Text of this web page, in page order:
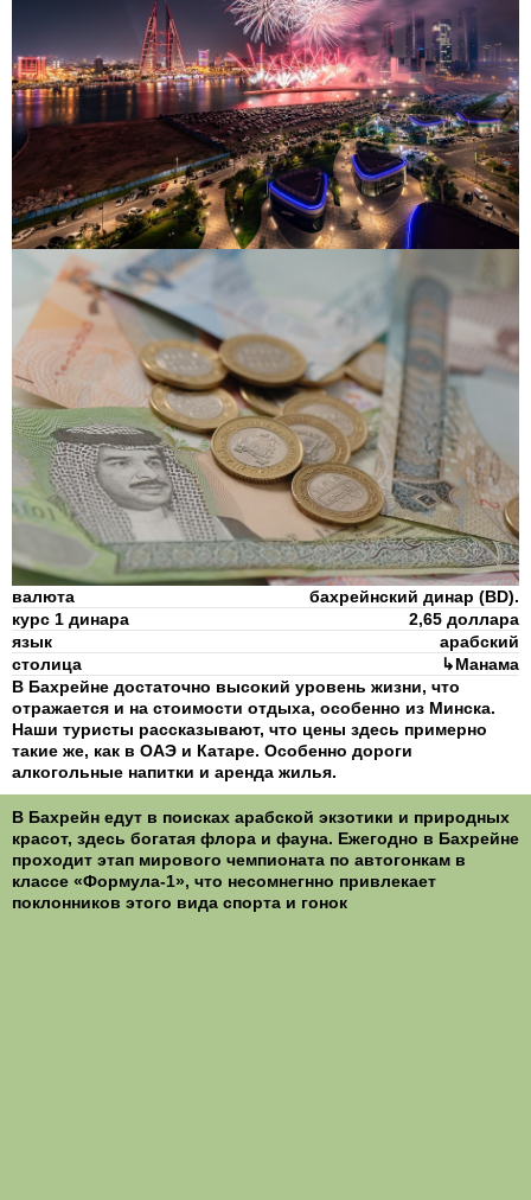
валюта
бахрейнский динар (BD).
курс 1 динара
2,65 доллара
язык
арабский
столица
↳Манама
В Бахрейне достаточно высокий уровень жизни, что
отражается и на стоимости отдыха, особенно из Минска.
Наши туристы рассказывают, что цены здесь примерно
такие же, как в ОАЭ и Катаре. Особенно дороги
алкогольные напитки и аренда жилья.
В Бахрейн едут в поисках арабской экзотики и природных
красот, здесь богатая флора и фауна. Ежегодно в Бахрейне
проходит этап мирового чемпионата по автогонкам в
классе «Формула-1», что несомнегнно привлекает
поклонников этого вида спорта и гонок